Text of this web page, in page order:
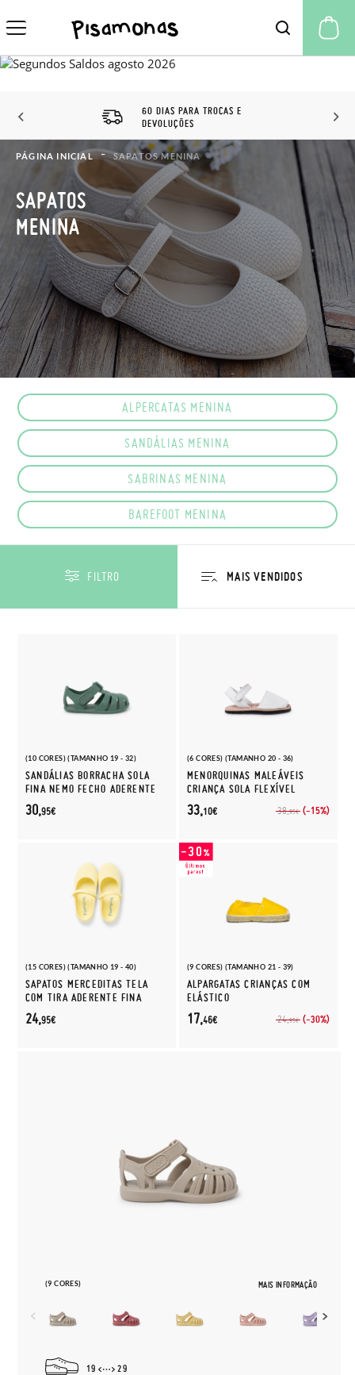
60 DIAS PARA TROCAS E
DEVOLUÇÕES
PÁGINA INICIAL SAPATOS MENINA
SAPATOS
MENINA
ALPERCATAS MENINA
SANDÁLIAS MENINA
SABRINAS MENINA
BAREFOOT MENINA
FILTRO
(10 CORES) (TAMANHO 19 - 32)
SANDÁLIAS BORRACHA SOLA
FINA NEMO FECHO ADERENTE
30,95€
(6 CORES) (TAMANHO 20 - 36)
MENORQUINAS MALEÁVEIS
CRIANÇA SOLA FLEXÍVEL
38,95€ (-15%)
33,10€
(15 CORES) (TAMANHO 19 - 40)
SAPATOS MERCEDITAS TELA
COM TIRA ADERENTE FINA
24,95€
(9 CORES) (TAMANHO 21 - 39)
ALPARGATAS CRIANÇAS COM
ELÁSTICO
24,95€ (-30%)
17,46€
(9 CORES) MAIS INFORMAÇÃO
19 29